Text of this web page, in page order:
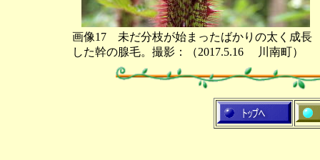
画像17 未だ分枝が始まったばかりの太く成長
した幹の腺毛。撮影：（2017.5.16 川南町）